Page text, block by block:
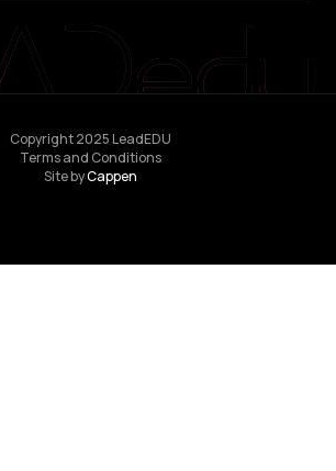
Copyright 2025 LeadEDU
Terms and Conditions
Site byCappen